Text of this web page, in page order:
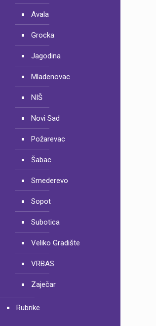
Avala
Grocka
Jagodina
Mladenovac
NIŠ
Novi Sad
Požarevac
Šabac
Smederevo
Sopot
Subotica
Veliko Gradište
VRBAS
Zaječar
Rubrike